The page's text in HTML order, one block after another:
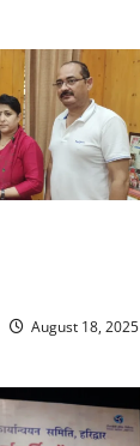
August 18, 2025